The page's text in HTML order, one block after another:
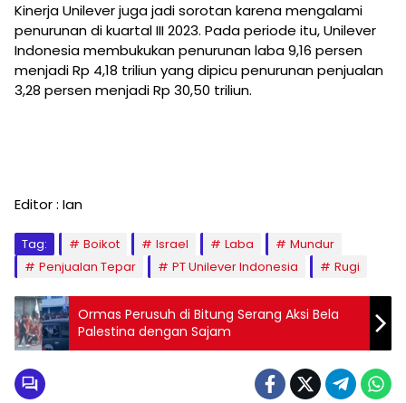
Kinerja Unilever juga jadi sorotan karena mengalami
penurunan di kuartal III 2023. Pada periode itu, Unilever
Indonesia membukukan penurunan laba 9,16 persen
menjadi Rp 4,18 triliun yang dipicu penurunan penjualan
3,28 persen menjadi Rp 30,50 triliun.
Editor : Ian
Tag: Boikot Israel Laba
Mundur
Penjualan Tepar
PT Unilever Indonesia Rugi
Ormas Perusuh di Bitung Serang Aksi Bela
Palestina dengan Sajam